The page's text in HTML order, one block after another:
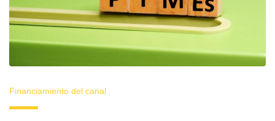
Financiamiento del canal